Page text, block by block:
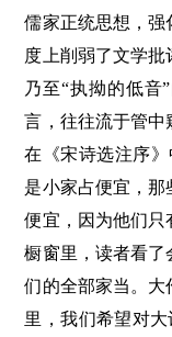
儒家正统思想，强
度上削弱了文学
乃至“执拗的低音
言，往往流于管中
在《宋诗选注序
是小家占便宜，那
便宜，因为他们只
橱窗里，读者看
们的全部家当。
里，我们希望对大